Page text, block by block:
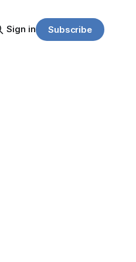
Sign in Subscribe